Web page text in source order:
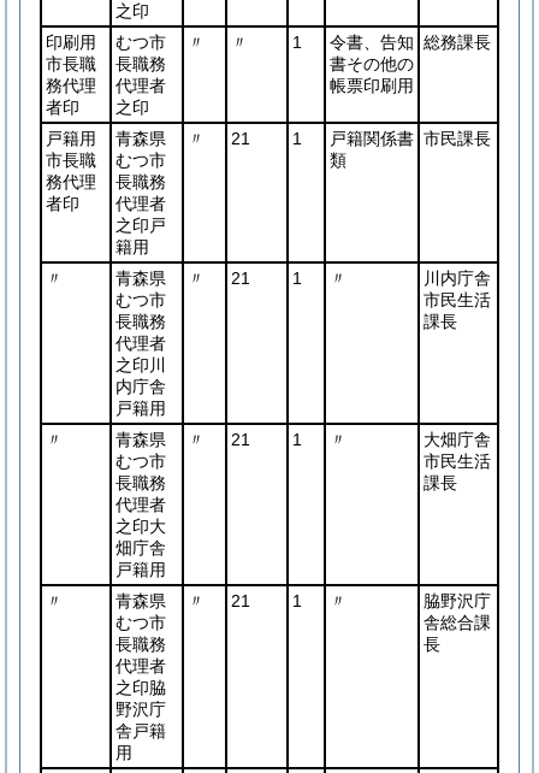
之印
印刷用
市長職
務代理
者印
むつ市
長職務
代理者
之印
〃 〃 1
令書、告知
書その他の
帳票印刷用
総務課長
戸籍用
市長職
務代理
者印
青森県
むつ市
長職務
代理者
之印戸
籍用
〃 21 1
戸籍関係書
類
市民課長
〃
青森県
むつ市
長職務
代理者
之印川
内庁舎
戸籍用
〃 21 1 〃
川内庁舎
市民生活
課長
〃
青森県
むつ市
長職務
代理者
之印大
畑庁舎
戸籍用
〃 21 1 〃
大畑庁舎
市民生活
課長
〃
青森県
むつ市
長職務
代理者
之印脇
野沢庁
舎戸籍
用
〃 21 1 〃
脇野沢庁
舎総合課
長